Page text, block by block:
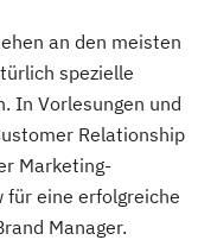
an den meisten
spezielle
In Vorlesungen und
Relationship
Marketing-
für eine erfolgreiche
Manager.